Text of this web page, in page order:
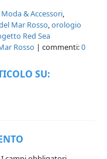
Moda & Accessori
Mar Rosso orologio
Red Sea
Rosso | commenti:0
SU: